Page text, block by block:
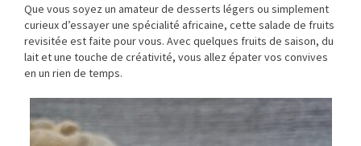
Que vous soyez un amateur de desserts légers ou simplement
curieux d’essayer une spécialité africaine, cette salade de fruits
revisitée est faite pour vous. Avec quelques fruits de saison, du
lait et une touche de créativité, vous allez épater vos convives
en un rien de temps.